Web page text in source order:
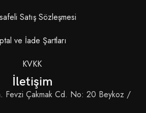
Satış Sözleşmesi
ve İade Şartları
KVKK
İletişim
Fevzi Çakmak Cd. No: 20 Beykoz /